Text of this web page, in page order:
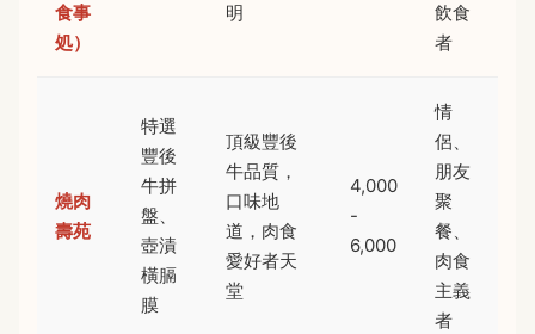
食事
処）
明
飲食
者
燒肉
壽苑
特選
豐後
牛拼
盤、
壺漬
橫膈
膜
頂級豐後
牛品質，
口味地
道，肉食
愛好者天
堂
4,000
-
6,000
情
侶、
朋友
聚
餐、
肉食
主義
者